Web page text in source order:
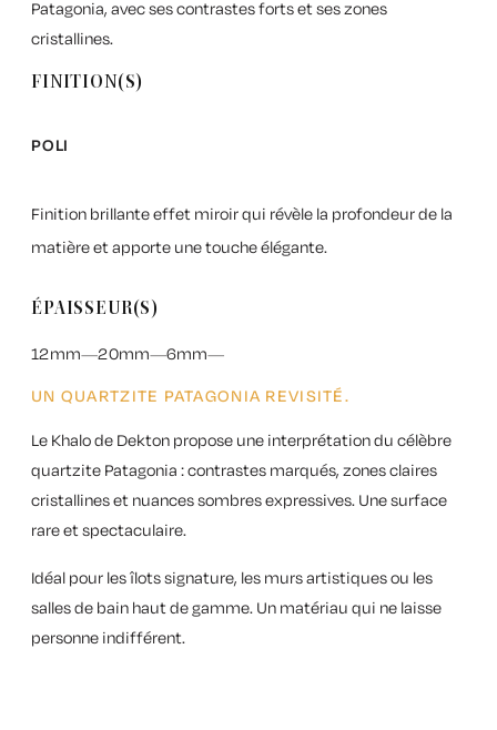
Patagonia, avec ses contrastes forts et ses zones
cristallines.
FINITION(S)
POLI
Finition brillante effet miroir qui révèle la profondeur de la
matière et apporte une touche élégante.
ÉPAISSEUR(S)
12mm 20mm 6mm
UN QUARTZITE PATAGONIA REVISITÉ.
Le Khalo de Dekton propose une interprétation du célèbre
quartzite Patagonia : contrastes marqués, zones claires
cristallines et nuances sombres expressives. Une surface
rare et spectaculaire.
Idéal pour les îlots signature, les murs artistiques ou les
salles de bain haut de gamme. Un matériau qui ne laisse
personne indifférent.